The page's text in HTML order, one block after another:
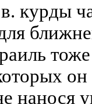
курды
он
нанося